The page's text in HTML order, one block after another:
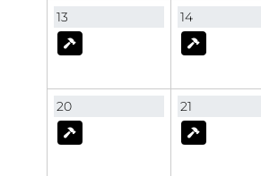
13 14
20 21